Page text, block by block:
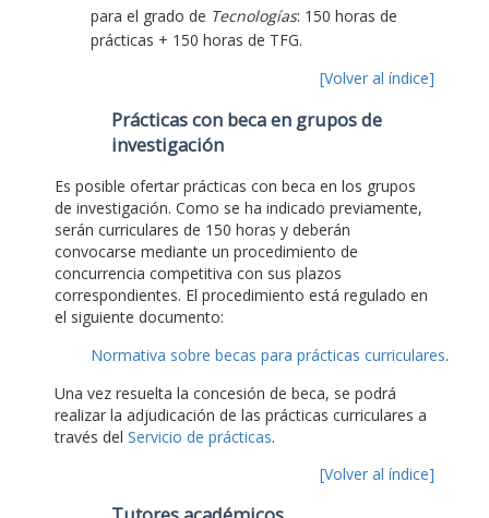
para el grado de Tecnologías: 150 horas de
prácticas + 150 horas de TFG.
[Volver al índice]
Prácticas con beca en grupos de
investigación
Es posible ofertar prácticas con beca en los grupos
de investigación. Como se ha indicado previamente,
serán curriculares de 150 horas y deberán
convocarse mediante un procedimiento de
concurrencia competitiva con sus plazos
correspondientes. El procedimiento está regulado en
el siguiente documento:
Normativa sobre becas para prácticas curriculares.
Una vez resuelta la concesión de beca, se podrá
realizar la adjudicación de las prácticas curriculares a
través del Servicio de prácticas.
[Volver al índice]